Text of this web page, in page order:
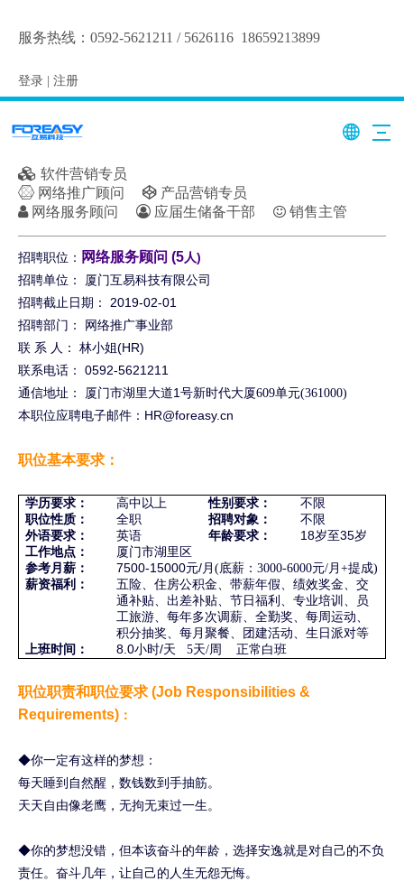
服务热线： 0592-5621211 / 5626116 18659213899
登录 注册
 软件营销专员
网络推广顾问  产品营销专员
网络服务顾问  应届生储备干部  销售主管
招聘职位： 网络服务顾问 (5人)
招聘单位： 厦门互易科技有限公司
招聘截止日期： 2019-02-01
招聘部门： 网络推广事业部
联 系 人： 林小姐(HR)
联系电话： 0592-5621211
通信地址： 厦门市湖里大道1 号新时代大厦609单元(361000)
本职位应聘电子邮件：HR@foreasy.cn
职位基本要求：
学历要求： 高中以上 性别要求：
不限
职位性质：
全职 招聘对象：
不限
外语要求：
英语 年龄要求： 18岁至35岁
工作地点：
厦门市湖里区
参考月薪：
7500-15000元/月(底薪：3000-6000元/月+提成)
薪资福利：
五险、住房公积金、带薪年假、绩效奖金、交
通补贴、出差补贴、节日福利、专业培训、员
工旅游、每年多次调薪、全勤奖、每周运动、
积分抽奖、每月聚餐、团建活动、生日派对等
上班时间：
8.0小时/天 5天/周 正常白班
职位职责和职位要求 (Job Responsibilities &
Requirements) ：
◆你一定有这样的梦想：
每天睡到自然醒，数钱数到手抽筋。
天天自由像老鹰，无拘无束过一生。
◆你的梦想没错，但本该奋斗的年龄，选择安逸就是对自己的不负
责任。奋斗几年，让自己的人生无怨无悔。